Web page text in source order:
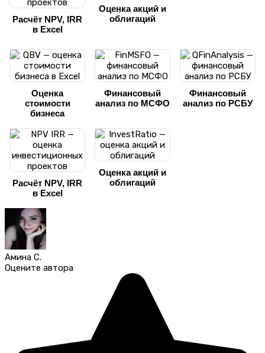
Расчёт NPV, IRR
в Excel
Оценка акций и
облигаций
Оценка
стоимости
бизнеса
Финансовый
анализ по МСФО
Финансовый
анализ по РСБУ
Расчёт NPV, IRR
в Excel
Оценка акций и
облигаций
Амина С.
Оцените автора